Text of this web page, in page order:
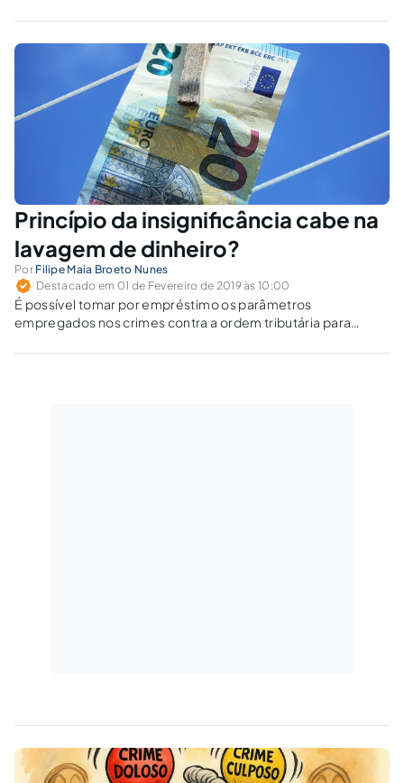
ser considerados como estritamente ligados à ideia geral
dos delitos de acumulação, cujos bens jurídicos envolvem
não mais a violação individual baseada em uma filosofia de
matriz liberal, mas a coletividade em uma perspectiva
comunitarista da ciência jurídica e do direito penal.
Princípio da insignificância cabe na
lavagem de dinheiro?
Por Filipe Maia Broeto Nunes
Destacado em 01 de Fevereiro de 2019 às 10:00
É possível tomar por empréstimo os parâmetros
empregados nos crimes contra a ordem tributária para